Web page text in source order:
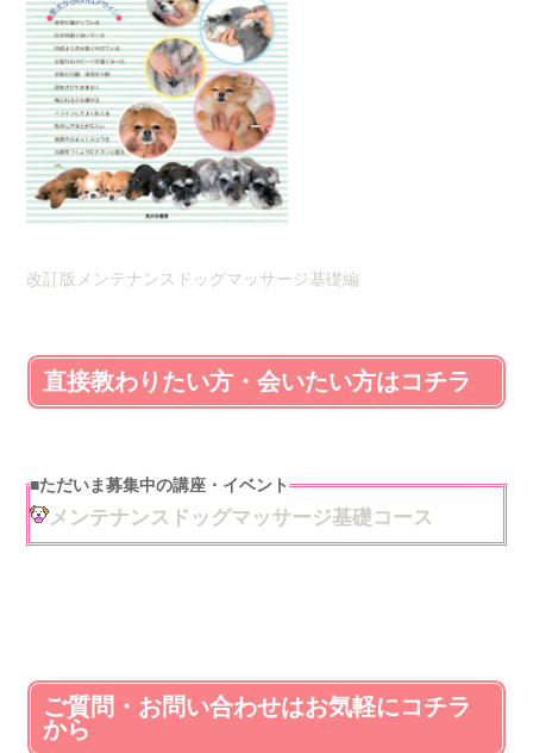
改訂版メンテナンスドッグマッサージ基礎編
直接教わりたい方・会いたい方はコチラ
■ただいま募集中の講座・イベント
メンテナンスドッグマッサージ基礎コース
ご質問・お問い合わせはお気軽にコチラ
から